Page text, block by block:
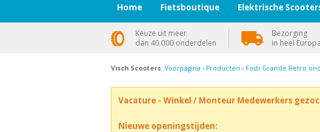
Visch Scooters: Voorpagina › Producten › Fosti Grande Retro
Vacature - Winkel / Monteur Medewerkers
Nieuwe openingstijden:
Home Fietsboutique Elektrische
Keuze uit meer
dan 40.000 onderdelen
Bezorging
in heel Europa